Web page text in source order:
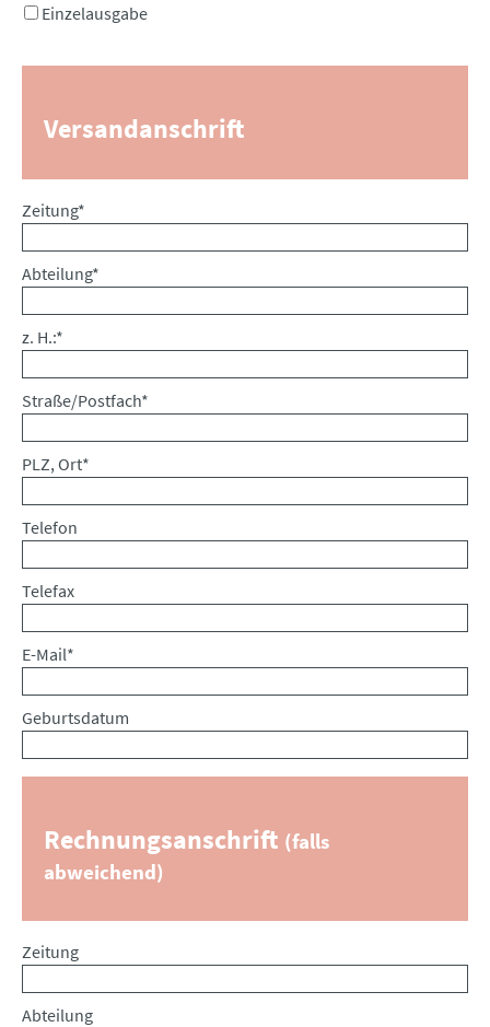
Einzelausgabe
Versandanschrift
Pflichtfeld
Zeitung*
Pflichtfeld
Abteilung*
Pflichtfeld
z. H.:*
Pflichtfeld
Straße/Postfach*
Pflichtfeld
PLZ, Ort*
Telefon
Telefax
Pflichtfeld
E-Mail*
Geburtsdatum
Rechnungsanschrift (falls
abweichend)
Zeitung
Abteilung